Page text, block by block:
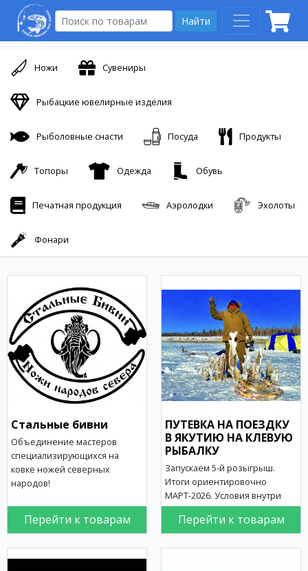
Найти
Ножи Сувениры
Рыбацкие ювелирные изделия
Рыболовные снасти Посуда Продукты
Топоры Одежда Обувь
Печатная продукция Аэролодки Эхолоты
Фонари
Стальные бивни
Объединение мастеров
специализирующихся на
ковке ножей северных
народов!
Перейти к товарам
ПУТЕВКА НА ПОЕЗДКУ
В ЯКУТИЮ НА КЛЕВУЮ
РЫБАЛКУ
Запускаем 5-й розыгрыш.
Итоги ориентировочно
МАРТ-2026. Условия внутри
Перейти к товарам